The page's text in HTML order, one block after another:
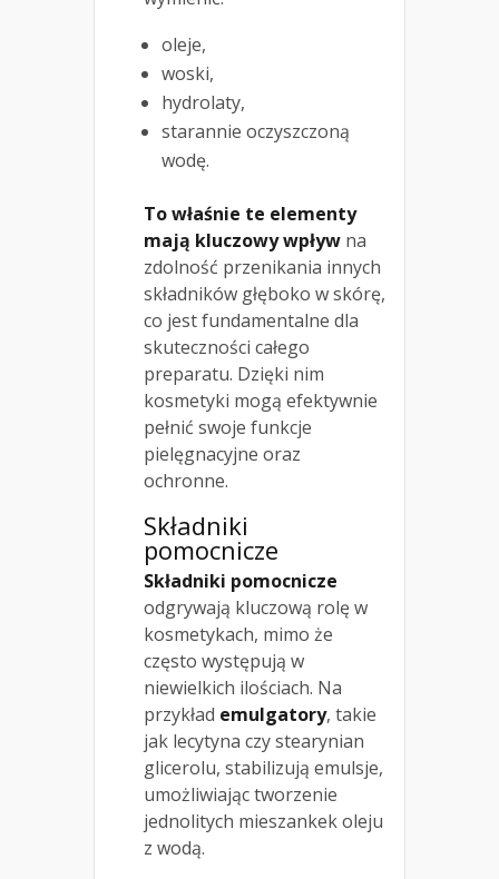
oleje,
woski,
hydrolaty,
starannie oczyszczoną
wodę.
To właśnie te elementy
mają kluczowy wpływ na
zdolność przenikania innych
składników głęboko w skórę,
co jest fundamentalne dla
skuteczności całego
preparatu. Dzięki nim
kosmetyki mogą efektywnie
pełnić swoje funkcje
pielęgnacyjne oraz
ochronne.
Składniki
pomocnicze
Składniki pomocnicze
odgrywają kluczową rolę w
kosmetykach, mimo że
często występują w
niewielkich ilościach. Na
przykład emulgatory, takie
jak lecytyna czy stearynian
glicerolu, stabilizują emulsje,
umożliwiając tworzenie
jednolitych mieszankek oleju
z wodą.